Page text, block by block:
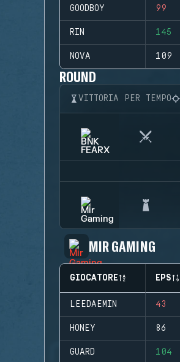
GOODBOY 99
RIN 145
NOVA 109
ROUND
VITTORIA PER TEMPO
MIR GAMING
GIOCATORE EPS
LEEDAEMIN 43
HONEY 86
GUARD 104